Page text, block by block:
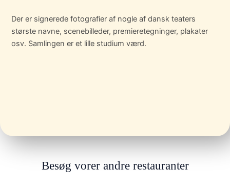
Der er signerede fotografier af nogle af dansk teaters
største navne, scenebilleder, premieretegninger, plakater
osv. Samlingen er et lille studium værd.
Besøg vorer andre restauranter